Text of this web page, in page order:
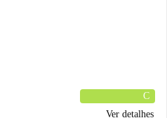
C
Ver detalhes